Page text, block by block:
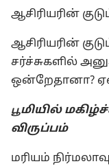
ஆசிரியரின்
ஆசிரியரின்
சர்ச்சுகளில்
ஒன்றேதானா?
பூமியில்
விருப்பம்
மரியம்